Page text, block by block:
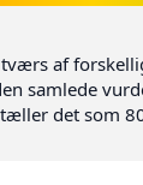
af
samlede
det som